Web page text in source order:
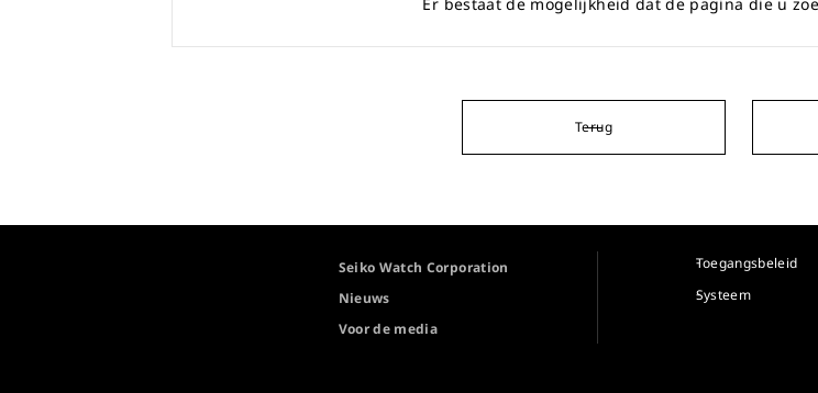
Terug
Seiko Watch Corporation
Nieuws
Voor de media
Toegangsbeleid
Systeem